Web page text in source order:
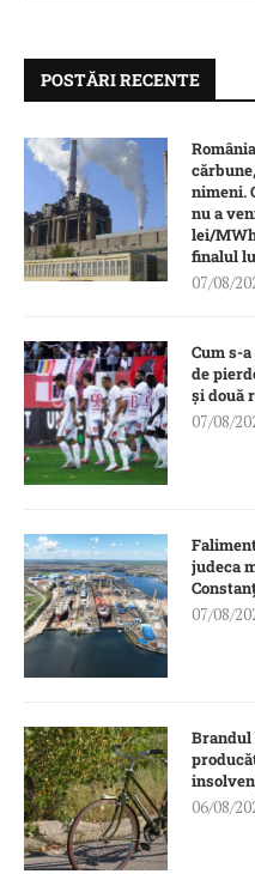
POSTĂRI RECENTE
nimeni.
nu a
lei/
finalul
07/08/
Cum s-
de
și două
07/08/
judeca
07/08/
Brandul
06/08/